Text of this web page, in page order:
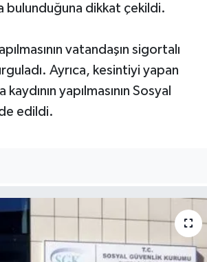
bulunduğuna dikkat çekildi.
vatandaşın sigortalı
Ayrıca, kesintiyi yapan
yapılmasının Sosyal
edildi.